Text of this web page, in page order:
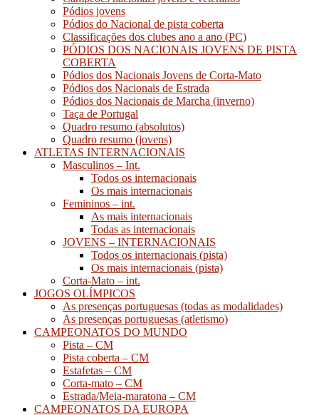
Pódios jovens
Pódios do Nacional de pista coberta
Classificações dos clubes ano a ano (PC)
PÓDIOS DOS NACIONAIS JOVENS DE PISTA
COBERTA
Pódios dos Nacionais Jovens de Corta-Mato
Pódios dos Nacionais de Estrada
Pódios dos Nacionais de Marcha (inverno)
Taça de Portugal
Quadro resumo (absolutos)
Quadro resumo (jovens)
ATLETAS INTERNACIONAIS
Masculinos – Int.
Todos os internacionais
Os mais internacionais
Femininos – int.
As mais internacionais
Todas as internacionais
JOVENS – INTERNACIONAIS
Todos os internacionais (pista)
Os mais internacionais (pista)
Corta-Mato – int.
JOGOS OLÍMPICOS
As presenças portuguesas (todas as modalidades)
As presenças portuguesas (atletismo)
CAMPEONATOS DO MUNDO
Pista – CM
Pista coberta – CM
Estafetas – CM
Corta-mato – CM
Estrada/Meia-maratona – CM
CAMPEONATOS DA EUROPA